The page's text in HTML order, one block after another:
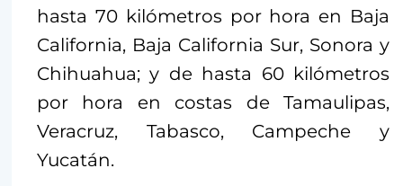
hasta 70 kilómetros por hora en Baja
California, Baja California Sur, Sonora y
Chihuahua; y de hasta 60 kilómetros
por hora en costas de Tamaulipas,
Veracruz, Tabasco, Campeche y
Yucatán.